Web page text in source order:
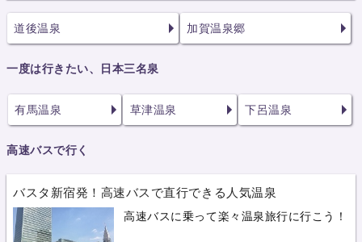
道後温泉 加賀温泉郷
一度は行きたい、日本三名泉
有馬温泉 草津温泉 下呂温泉
高速バスで行く
バスタ新宿発！高速バスで直行できる人気温泉
高速バスに乗って楽々温泉旅行に行こう！